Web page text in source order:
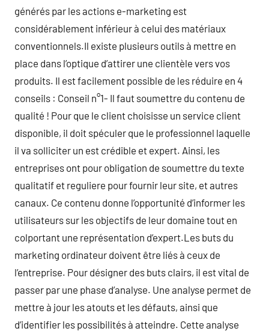
générés par les actions e-marketing est
considérablement inférieur à celui des matériaux
conventionnels.Il existe plusieurs outils à mettre en
place dans l’optique d’attirer une clientèle vers vos
produits. Il est facilement possible de les réduire en 4
conseils : Conseil n°1- Il faut soumettre du contenu de
qualité ! Pour que le client choisisse un service client
disponible, il doit spéculer que le professionnel laquelle
il va solliciter un est crédible et expert. Ainsi, les
entreprises ont pour obligation de soumettre du texte
qualitatif et reguliere pour fournir leur site, et autres
canaux. Ce contenu donne l’opportunité d’informer les
utilisateurs sur les objectifs de leur domaine tout en
colportant une représentation d’expert.Les buts du
marketing ordinateur doivent être liés à ceux de
l’entreprise. Pour désigner des buts clairs, il est vital de
passer par une phase d’analyse. Une analyse permet de
mettre à jour les atouts et les défauts, ainsi que
d’identifier les possibilités à atteindre. Cette analyse